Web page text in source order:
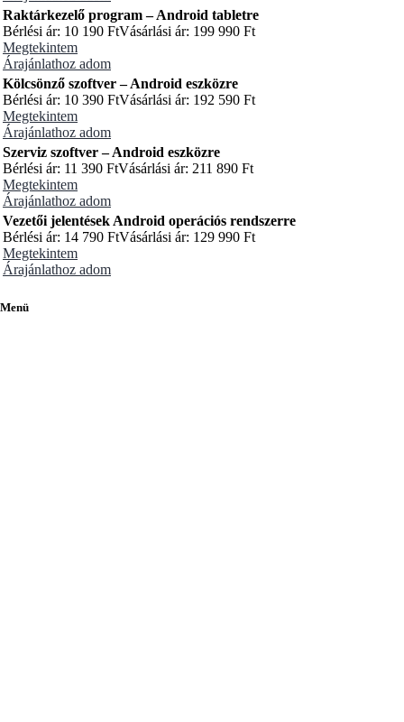
Raktárkezelő program – Android tabletre
Bérlési ár: 10 190 FtVásárlási ár: 199 990 Ft
Megtekintem
Árajánlathoz adom
Kölcsönző szoftver – Android eszközre
Bérlési ár: 10 390 FtVásárlási ár: 192 590 Ft
Megtekintem
Árajánlathoz adom
Szerviz szoftver – Android eszközre
Bérlési ár: 11 390 FtVásárlási ár: 211 890 Ft
Megtekintem
Árajánlathoz adom
Vezetői jelentések Android operációs rendszerre
Bérlési ár: 14 790 FtVásárlási ár: 129 990 Ft
Megtekintem
Árajánlathoz adom
Menü